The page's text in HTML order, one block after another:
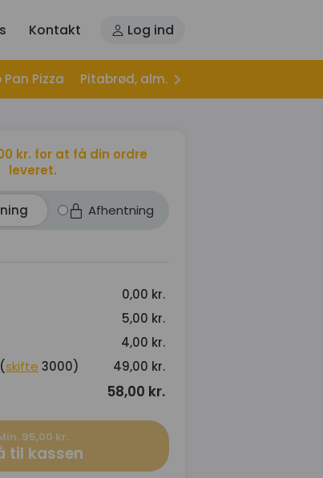
Kontakt Log ind
Pan Pizza Pitabrød, alm.
kr. for at få din ordre
leveret.
Afhentning
0,00 kr.
5,00 kr.
4,00 kr.
skifte 3000) 49,00 kr.
58,00 kr.
95,00 kr.
til kassen